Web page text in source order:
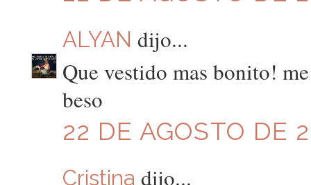
ALYAN dijo...
Que vestido mas bonito!
beso
22 DE AGOSTO DE
Cristina dijo...